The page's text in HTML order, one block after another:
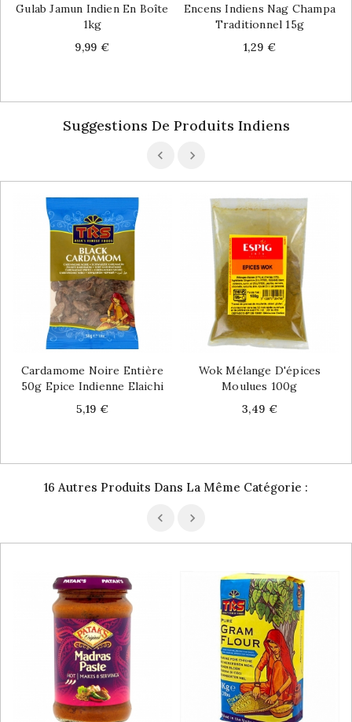
Gulab Jamun Indien En Boîte
1kg
Price
9,99 €
Encens Indiens Nag Champa
Traditionnel 15g
Price
1,29 €
Suggestions De Produits Indiens
Cardamome Noire Entière
50g Epice Indienne Elaichi
Price
5,19 €
Wok Mélange D'épices
Moulues 100g
Price
3,49 €
16 Autres Produits Dans La Même Catégorie :